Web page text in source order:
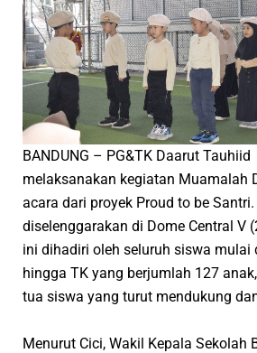
BANDUNG – PG&TK Daarut Tauhiid
melaksanakan kegiatan Muamalah
acara dari proyek Proud to be
diselenggarakan di Dome Central V
ini dihadiri oleh seluruh siswa mulai
hingga TK yang berjumlah 127
tua siswa yang turut mendukung
Menurut Cici, Wakil Kepala Sekolah